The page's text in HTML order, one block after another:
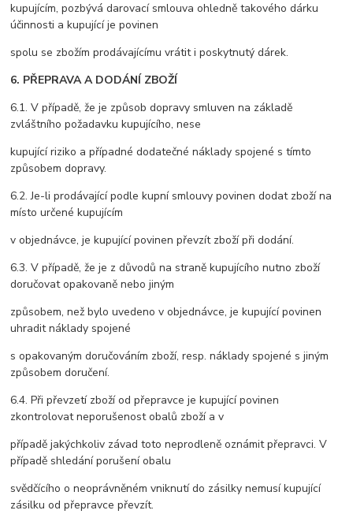
kupujícím, pozbývá darovací smlouva ohledně takového dárku
účinnosti a kupující je povinen
spolu se zbožím prodávajícímu vrátit i poskytnutý dárek.
6. PŘEPRAVA A DODÁNÍ ZBOŽÍ
6.1. V případě, že je způsob dopravy smluven na základě
zvláštního požadavku kupujícího, nese
kupující riziko a případné dodatečné náklady spojené s tímto
způsobem dopravy.
6.2. Je-li prodávající podle kupní smlouvy povinen dodat zboží na
místo určené kupujícím
v objednávce, je kupující povinen převzít zboží při dodání.
6.3. V případě, že je z důvodů na straně kupujícího nutno zboží
doručovat opakovaně nebo jiným
způsobem, než bylo uvedeno v objednávce, je kupující povinen
uhradit náklady spojené
s opakovaným doručováním zboží, resp. náklady spojené s jiným
způsobem doručení.
6.4. Při převzetí zboží od přepravce je kupující povinen
zkontrolovat neporušenost obalů zboží a v
případě jakýchkoliv závad toto neprodleně oznámit přepravci. V
případě shledání porušení obalu
svědčícího o neoprávněném vniknutí do zásilky nemusí kupující
zásilku od přepravce převzít.